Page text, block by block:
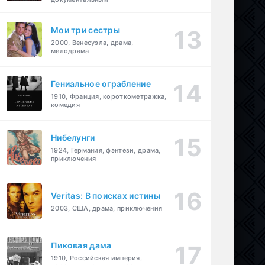
Мои три сестры
2000, Венесуэла, драма,
мелодрама
Гениальное ограбление
1910, Франция, короткометражка,
комедия
Нибелунги
1924, Германия, фэнтези, драма,
приключения
Veritas: В поисках истины
2003, США, драма, приключения
Пиковая дама
1910, Российская империя,